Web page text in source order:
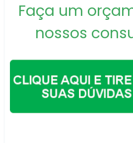
Faça um
nossos